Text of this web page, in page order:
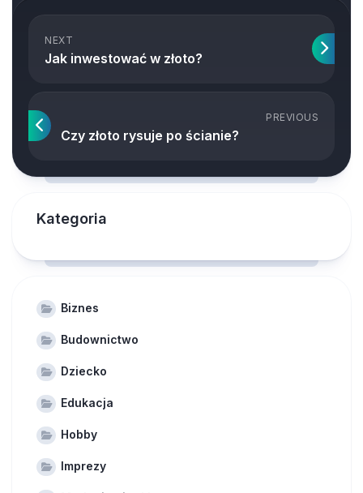
NEXT
Jak inwestować w złoto?
PREVIOUS
Czy złoto rysuje po ścianie?
Kategoria
Biznes
Budownictwo
Dziecko
Edukacja
Hobby
Imprezy